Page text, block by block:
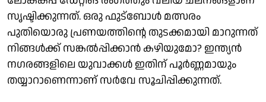
സൃഷ്ടിക്കുന്നത്. ഒരു ഫുട്‌ബോള്‍ മത്സരം
പുതിയൊരു പ്രണയത്തിന്റെ തുടക്കമായി മാറുന്നത്
നിങ്ങള്‍ക്ക് സങ്കല്‍പ്പിക്കാന്‍ കഴിയുമോ? ഇന്ത്യന്‍
നഗരങ്ങളിലെ യുവാക്കള്‍ ഇതിന് പൂര്‍ണ്ണമായും
തയ്യാറാണെന്നാണ് സര്‍വേ സൂചിപ്പിക്കുന്നത്.